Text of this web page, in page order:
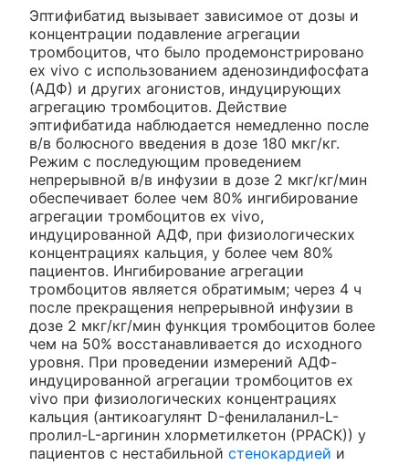
Эптифибатид вызывает зависимое от дозы и
концентрации подавление агрегации
тромбоцитов, что было продемонстрировано
ex vivo с использованием аденозиндифосфата
(АДФ) и других агонистов, индуцирующих
агрегацию тромбоцитов. Действие
эптифибатида наблюдается немедленно после
в/в болюсного введения в дозе 180 мкг/кг.
Режим с последующим проведением
непрерывной в/в инфузии в дозе 2 мкг/кг/мин
обеспечивает более чем 80% ингибирование
агрегации тромбоцитов ex vivo,
индуцированной АДФ, при физиологических
концентрациях кальция, у более чем 80%
пациентов. Ингибирование агрегации
тромбоцитов является обратимым; через 4 ч
после прекращения непрерывной инфузии в
дозе 2 мкг/кг/мин функция тромбоцитов более
чем на 50% восстанавливается до исходного
уровня. При проведении измерений АДФ-
индуцированной агрегации тромбоцитов ex
vivo при физиологических концентрациях
кальция (антикоагулянт D-фенилаланил-L-
пролил-L-аргинин хлорметилкетон (РРАСК)) у
пациентов с нестабильной стенокардией и